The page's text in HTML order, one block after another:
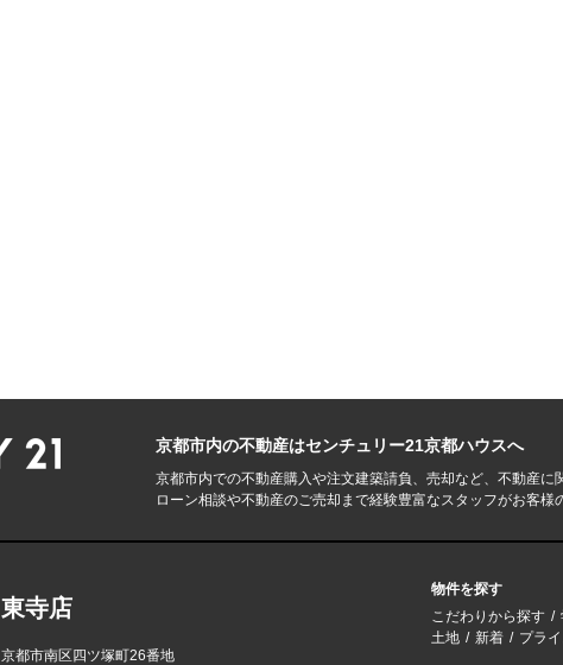
京都市内の不動産はセンチュリー21京都ハウスへ
京都市内での不動産購入や注文建築請負、売却など、不動産
ローン相談や不動産のご売却まで経験豊富なスタッフがお客様
東寺店
京都市南区四ツ塚町26番地
物件を探す
こだわりから探す
土地
新着 プラ